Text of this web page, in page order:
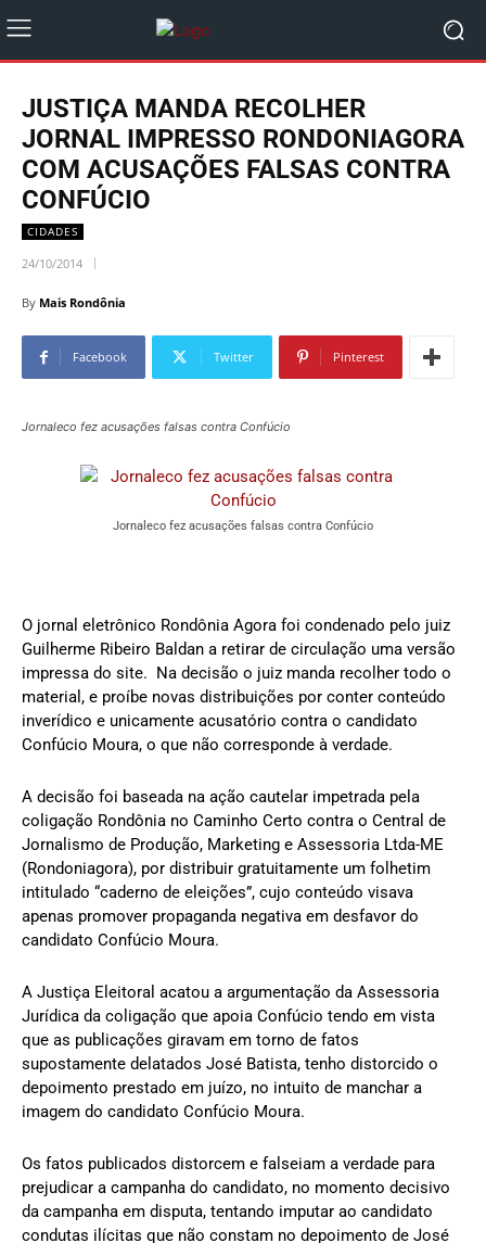
JUSTIÇA MANDA RECOLHER
JORNAL IMPRESSO RONDONIAGORA
COM ACUSAÇÕES FALSAS CONTRA
CONFÚCIO
CIDADES
24/10/2014
By Mais Rondônia
Facebook Twitter Pinterest
Jornaleco fez acusações falsas contra Confúcio
Jornaleco fez acusações falsas contra Confúcio
O jornal eletrônico Rondônia Agora foi condenado pelo juiz
Guilherme Ribeiro Baldan a retirar de circulação uma versão
impressa do site. Na decisão o juiz manda recolher todo o
material, e proíbe novas distribuições por conter conteúdo
inverídico e unicamente acusatório contra o candidato
Confúcio Moura, o que não corresponde à verdade.
A decisão foi baseada na ação cautelar impetrada pela
coligação Rondônia no Caminho Certo contra o Central de
Jornalismo de Produção, Marketing e Assessoria Ltda-ME
(Rondoniagora), por distribuir gratuitamente um folhetim
intitulado “caderno de eleições”, cujo conteúdo visava
apenas promover propaganda negativa em desfavor do
candidato Confúcio Moura.
A Justiça Eleitoral acatou a argumentação da Assessoria
Jurídica da coligação que apoia Confúcio tendo em vista
que as publicações giravam em torno de fatos
supostamente delatados José Batista, tenho distorcido o
depoimento prestado em juízo, no intuito de manchar a
imagem do candidato Confúcio Moura.
Os fatos publicados distorcem e falseiam a verdade para
prejudicar a campanha do candidato, no momento decisivo
da campanha em disputa, tentando imputar ao candidato
condutas ilícitas que não constam no depoimento de José